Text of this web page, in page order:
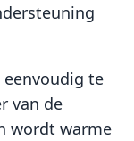
te
van de
wordt warme